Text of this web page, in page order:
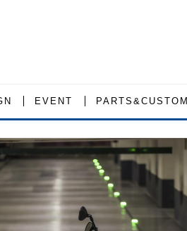
EVENT PARTS&CUSTOM